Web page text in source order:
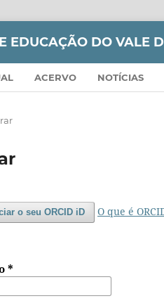
EDUCAÇÃO DO VALE
ACERVO NOTÍCIAS
o seu ORCID iD O que é
*